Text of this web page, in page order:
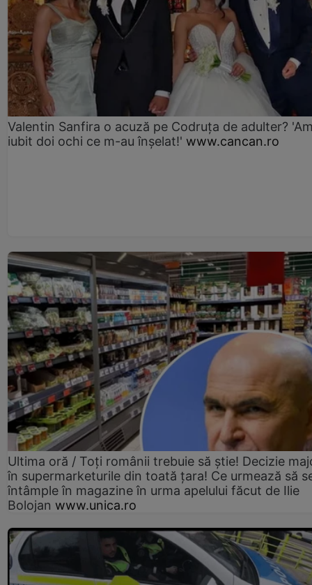
Valentin Sanfira o acuză pe Codruța de adulter?
iubit doi ochi ce m-au înșelat!' www.cancan.ro
Ultima oră / Toți românii trebuie să știe! Decizie
în supermarketurile din toată țara! Ce urmează să
întâmple în magazine în urma apelului făcut de Ilie
Bolojan www.unica.ro